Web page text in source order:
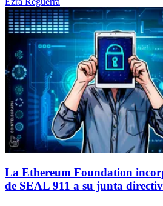
La Ethereum Foundation
de SEAL 911 a su junta